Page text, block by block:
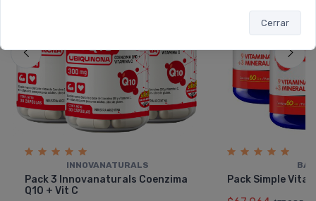
Cerrar
INNOVANATURALS
Pack 3 Innovanaturals Coenzima
Q10 + Vit C
Pack Simple